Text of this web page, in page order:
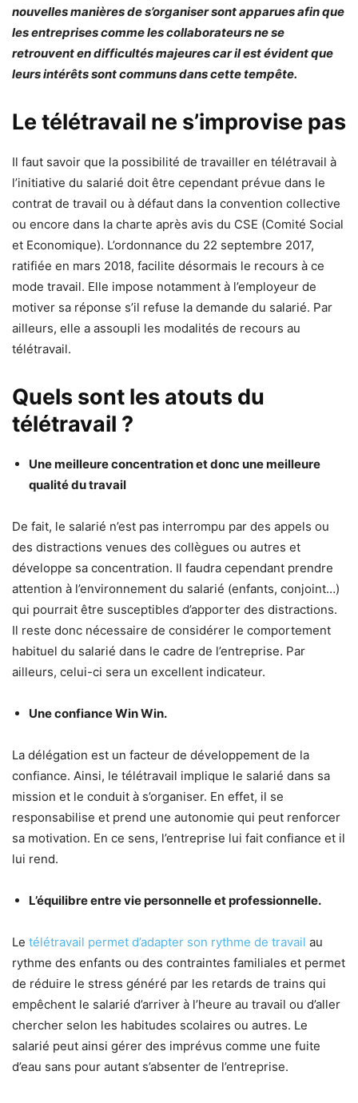
nouvelles manières de s’organiser sont apparues afin que
les entreprises comme les collaborateurs ne se
retrouvent en difficultés majeures car il est évident que
leurs intérêts sont communs dans cette tempête.
Le télétravail ne s’improvise pas
Il faut savoir que la possibilité de travailler en télétravail à
l’initiative du salarié doit être cependant prévue dans le
contrat de travail ou à défaut dans la convention collective
ou encore dans la charte après avis du CSE (Comité Social
et Economique). L’ordonnance du 22 septembre 2017,
ratifiée en mars 2018, facilite désormais le recours à ce
mode travail. Elle impose notamment à l’employeur de
motiver sa réponse s’il refuse la demande du salarié. Par
ailleurs, elle a assoupli les modalités de recours au
télétravail.
Quels sont les atouts du
télétravail ?
Une meilleure concentration et donc une meilleure
qualité du travail
De fait, le salarié n’est pas interrompu par des appels ou
des distractions venues des collègues ou autres et
développe sa concentration. Il faudra cependant prendre
attention à l’environnement du salarié (enfants, conjoint…)
qui pourrait être susceptibles d’apporter des distractions.
Il reste donc nécessaire de considérer le comportement
habituel du salarié dans le cadre de l’entreprise. Par
ailleurs, celui-ci sera un excellent indicateur.
Une confiance Win Win.
La délégation est un facteur de développement de la
confiance. Ainsi, le télétravail implique le salarié dans sa
mission et le conduit à s’organiser. En effet, il se
responsabilise et prend une autonomie qui peut renforcer
sa motivation. En ce sens, l’entreprise lui fait confiance et il
lui rend.
L’équilibre entre vie personnelle et professionnelle.
Le télétravail permet d’adapter son rythme de travail au
rythme des enfants ou des contraintes familiales et permet
de réduire le stress généré par les retards de trains qui
empêchent le salarié d’arriver à l’heure au travail ou d’aller
chercher selon les habitudes scolaires ou autres. Le
salarié peut ainsi gérer des imprévus comme une fuite
d’eau sans pour autant s’absenter de l’entreprise.